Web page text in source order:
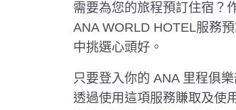
需要為您的旅程預訂住宿？
ANA WORLD HOTEL服務
中挑選心頭好。
只要登入你的 ANA 里程俱
透過使用這項服務賺取及使